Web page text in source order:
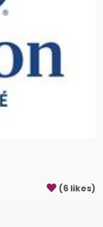
(6 likes)